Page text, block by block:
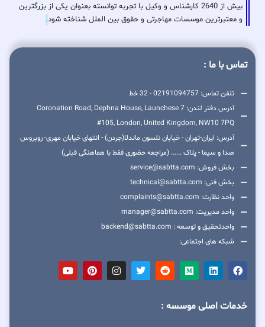
بیش از 2640 کارشناس و وکیل با تجربه توانسته بعنوان یکی از بزرگترین
و معتبرترین موسسات مهاجرتی و حقوق بین الملل شناخته شود.
تماس با ما :
تلفن تماس: 02191094757 - 32 خط
آدرس دفتر لندن: 7 Coronation Road, Dephna House, Launchese
#105, London, United Kingdom, NW10 7PQ
آدرس: ایران-تهران - خیابان نلسون ماندلا(جردن) - انتهای خیابان مهری- روبروس
صدا و سیما - پلاک ...... (مراجعه حضوری فقط با هماهنگی قبلی)
بخش فروش: service@sabtta.com
بخش فنی: technical@sabtta.com
واحد نظارت: complaints@sabtta.com
واحد مدیریت: manager@sabtta.com
واحدتحقیق و توسعه : backend@sabtta.com
شبکه های اجتماعی:
خدمات اصلی موسسه :